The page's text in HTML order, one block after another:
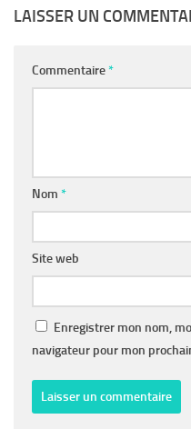
LAISSER UN
Commentaire*
Nom *
Site web
Enregistrer mon nom,
navigateur pour mon